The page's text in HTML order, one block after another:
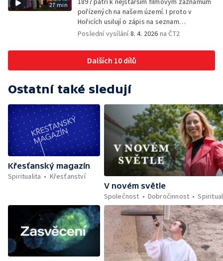
27 min
pořízených na našem území. I proto v
Hořicích usilují o zápis na seznam
nehmotného kulturního dědictví UNESCO.
které byly uvedeny v roce 1978 na Hrádečku
v chalupě Václava Havla, jsou odlišné co do
charakteru i okolností svého uvedení. Jedno
biblický příběh.
Poslední vysílání8. 4. 2026 na ČT2
Dalších 10 dílů
Ostatní také sledují
Křesťanský magazín
Spiritualita
Křesťanství
V novém světle
Společnost
Dobročinnost